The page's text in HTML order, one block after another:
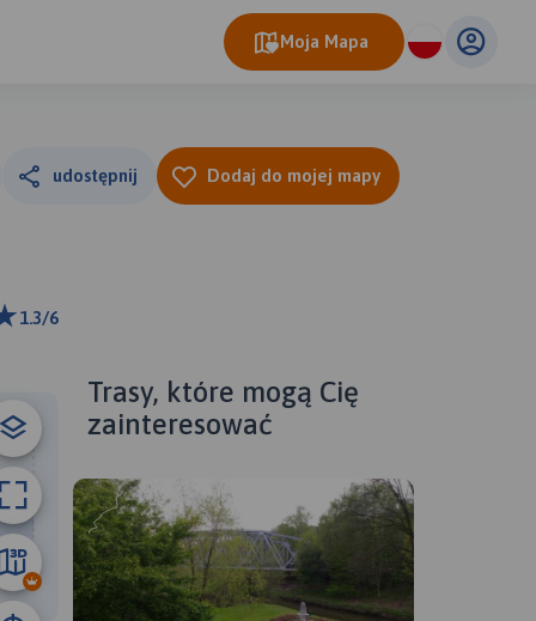
Moja Mapa
udostępnij Dodaj do mojej mapy
1.3/6
24 km
Trasy, które mogą Cię
zainteresować